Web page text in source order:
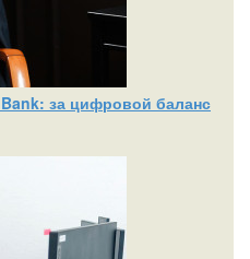
за цифровой баланс